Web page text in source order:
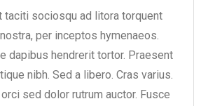
taciti sociosqu ad litora torquent
per inceptos hymenaeos.
dapibus hendrerit tortor. Praesent
nibh. Sed a libero. Cras varius.
sed dolor rutrum auctor. Fusce